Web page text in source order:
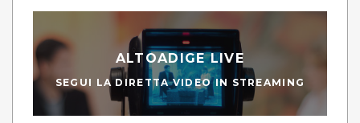
ALTOADIGE LIVE
SEGUI LA DIRETTA VIDEO IN STREAMING